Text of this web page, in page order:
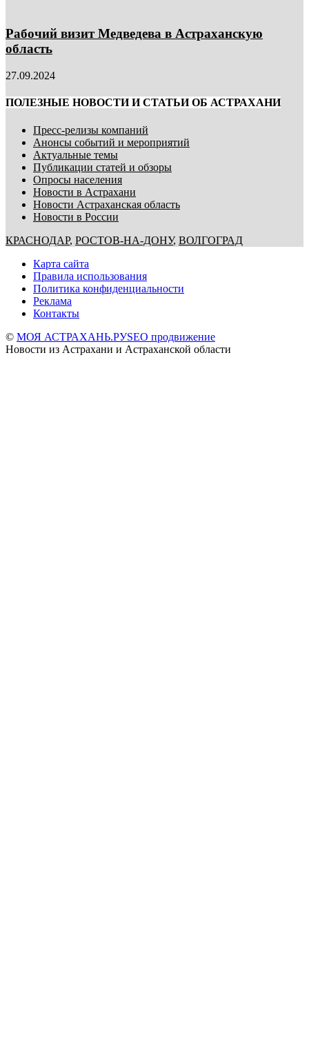
Рабочий визит Медведева в Астраханскую
область
27.09.2024
ПОЛЕЗНЫЕ НОВОСТИ И СТАТЬИ ОБ АСТРАХАНИ
Пресс-релизы компаний
Анонсы событий и мероприятий
Актуальные темы
Публикации статей и обзоры
Опросы населения
Новости в Астрахани
Новости Астраханская область
Новости в России
КРАСНОДАР, РОСТОВ-НА-ДОНУ, ВОЛГОГРАД
Карта сайта
Правила использования
Политика конфиденциальности
Реклама
Контакты
© МОЯ АСТРАХАНЬ.РУSEO продвижение
Новости из Астрахани и Астраханской области